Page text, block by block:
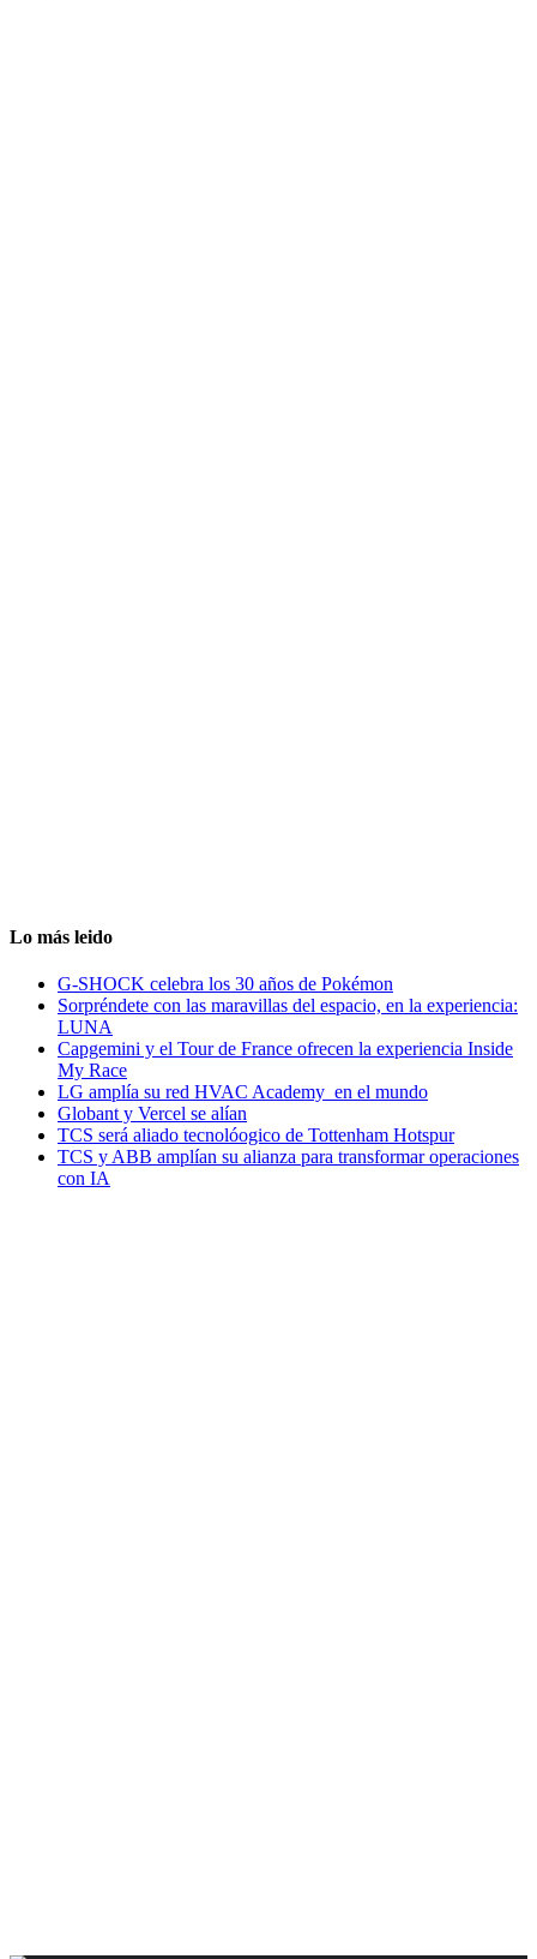
Lo más leido
G-SHOCK celebra los 30 años de Pokémon
Sorpréndete con las maravillas del espacio, en la experiencia:
LUNA
Capgemini y el Tour de France ofrecen la experiencia Inside
My Race
LG amplía su red HVAC Academy en el mundo
Globant y Vercel se alían
TCS será aliado tecnolóogico de Tottenham Hotspur
TCS y ABB amplían su alianza para transformar operaciones
con IA